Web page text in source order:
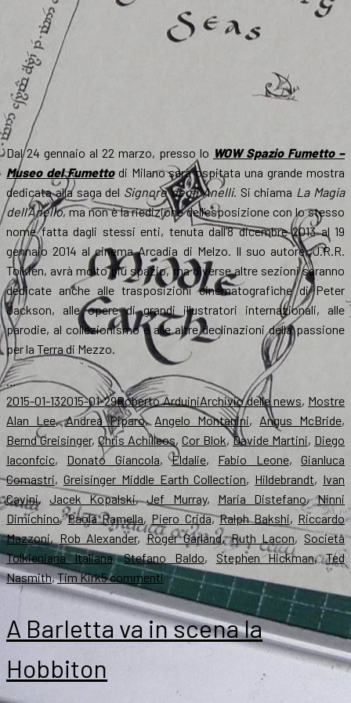
Dal 24 gennaio al 22 marzo, presso lo WOW Spazio Fumetto –
Museo del Fumettodi Milano sarà ospitata una grande mostra
dedicata alla saga del Signore degli Anelli. Si chiama La Magia
dell’Anello, ma non è la riedizione dell’esposizione con lo stesso
nome fatta dagli stessi enti, tenuta dall’8 dicembre 2013 al 19
gennaio 2014 al cinema Arcadia di Melzo. Il suo autore, J.R.R.
Tolkien, avrà molto più spazio, ma diverse altre sezioni saranno
dedicate anche alle trasposizioni cinematografiche di Peter
Jackson, alle opere di grandi illustratori internazionali, alle
parodie, al collezionismo e alle altre declinazioni della passione
per la Terra di Mezzo.
…
Scritto
il
2015-01-132015-01-29Autore
Roberto ArduiniCategorie
Archivio delle news, Mostre
Alan Lee,Andrea Piparo, Angelo Montanini, Angus McBride,
Bernd Greisinger, Chris Achilleos, Cor Blok,Davide Martini, Diego
Iaconfcic, Donato Giancola,Eldalie, Fabio Leone,Gianluca
Comastri, Greisinger Middle Earth Collection, Hildebrandt, Ivan
Cavini,Jacek Kopalski,Jef Murray, Maria Distefano,Ninni
Dimichino,Paola Ramella, Piero Crida,Ralph Bakshi, Riccardo
Mazzoni, Rob Alexander,Roger Garland,Ruth Lacon, Società
Tolkieniana Italiana,Stefano Baldo, Stephen Hickman,Ted
Nasmith,Tim Kirk5 commentisu
La
Magia
dell’Anello,
mostra
A Barletta va in scena la
Hobbiton